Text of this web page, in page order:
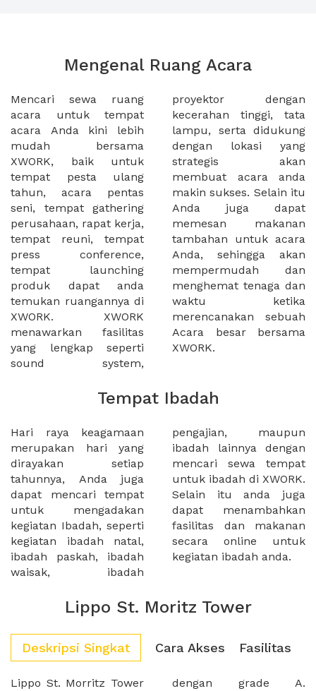
Mengenal Ruang Acara
Mencari sewa ruang
acara untuk tempat
acara Anda kini lebih
mudah bersama
XWORK, baik untuk
tempat pesta ulang
tahun, acara pentas
seni, tempat gathering
perusahaan, rapat kerja,
tempat reuni, tempat
press conference,
tempat launching
produk dapat anda
temukan ruangannya di
XWORK. XWORK
menawarkan fasilitas
yang lengkap seperti
sound system,
proyektor dengan
kecerahan tinggi, tata
lampu, serta didukung
dengan lokasi yang
strategis akan
membuat acara anda
makin sukses. Selain itu
Anda juga dapat
memesan makanan
tambahan untuk acara
Anda, sehingga akan
mempermudah dan
menghemat tenaga dan
waktu ketika
merencanakan sebuah
Acara besar bersama
XWORK.
Tempat Ibadah
Hari raya keagamaan
merupakan hari yang
dirayakan setiap
tahunnya, Anda juga
dapat mencari tempat
untuk mengadakan
kegiatan Ibadah, seperti
kegiatan ibadah natal,
ibadah paskah, ibadah
waisak, ibadah
pengajian, maupun
ibadah lainnya dengan
mencari sewa tempat
untuk ibadah di XWORK.
Selain itu anda juga
dapat menambahkan
fasilitas dan makanan
secara online untuk
kegiatan ibadah anda.
Lippo St. Moritz Tower
Deskripsi Singkat Cara Akses Fasilitas
Lippo St. Morritz Tower
dengan grade A.